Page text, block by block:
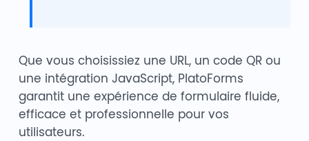
Que vous choisissiez une URL, un code QR ou
une intégration JavaScript, PlatoForms
garantit une expérience de formulaire fluide,
efficace et professionnelle pour vos
utilisateurs.